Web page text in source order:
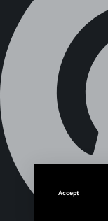
Accept